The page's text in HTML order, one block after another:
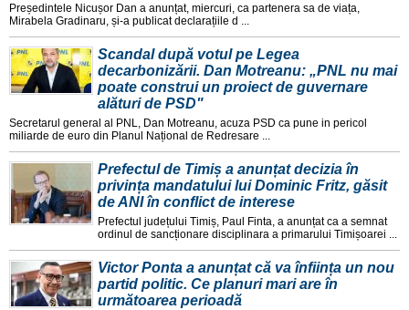
Președintele Nicușor Dan a anunțat, miercuri, ca partenera sa de viața,
Mirabela Gradinaru, și-a publicat declarațiile d ...
Scandal după votul pe Legea
decarbonizării. Dan Motreanu: „PNL nu mai
poate construi un proiect de guvernare
alături de PSD"
Secretarul general al PNL, Dan Motreanu, acuza PSD ca pune in pericol
miliarde de euro din Planul Național de Redresare ...
Prefectul de Timiș a anunțat decizia în
privința mandatului lui Dominic Fritz, găsit
de ANI în conflict de interese
Prefectul județului Timiș, Paul Finta, a anunțat ca a semnat
ordinul de sancționare disciplinara a primarului Timișoarei ...
Victor Ponta a anunțat că va înființa un nou
partid politic. Ce planuri mari are în
următoarea perioadă